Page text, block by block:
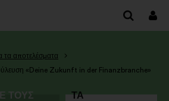
τα αποτελέσματα
«Deine Zukunft in der Finanzbranche»
ΤΟΥΣ
ΤΑ